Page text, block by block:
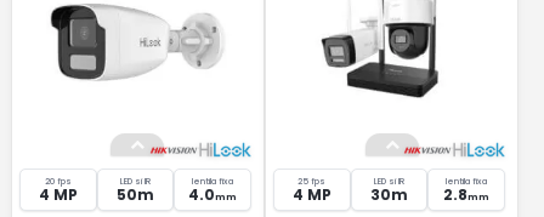
20 fps
4 MP
LED si IR
50m
lentila fixa
4.0mm
25 fps
4 MP
LED si IR
30m
lentila fixa
2.8mm